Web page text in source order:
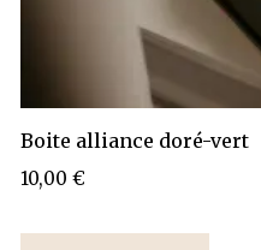
Boite alliance doré-vert
10,00€